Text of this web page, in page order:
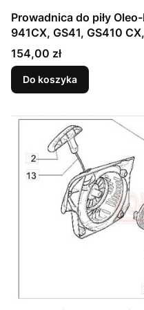
Prowadnica do piły Oleo-Mac 325" 1,3mm
941CX, GS41,
Cena
154,00 zł
Do koszyka